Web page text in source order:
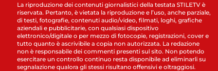
La riproduzione dei contenuti giornalistici della testata STILETV è
riservata. Pertanto, è vietata la riproduzione e l’uso, anche parziale,
di testi, fotografie, contenuti audio/video, filmati, loghi, grafiche
aziendali e pubblicitarie, con qualsiasi dispositivo
elettronico/digitale o per mezzo di fotocopie, registrazioni, cover e
tutto quanto è ascrivibile a copia non autorizzata. La redazione
non è responsabile dei commenti presenti sul sito. Non potendo
esercitare un controllo continuo resta disponibile ad eliminarli su
segnalazione qualora gli stessi risultano offensivi e oltraggiosi.